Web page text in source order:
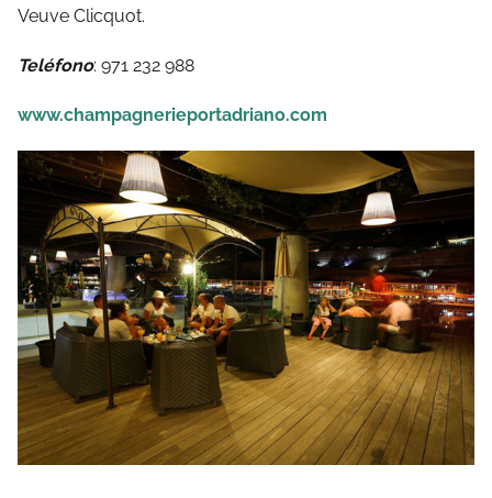
Veuve Clicquot.
Teléfono: 971 232 988
www.champagnerieportadriano.com